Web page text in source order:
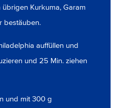
Kurkuma, Garam
bestäuben.
auffüllen und
und 25 Min. ziehen
und mit 300 g